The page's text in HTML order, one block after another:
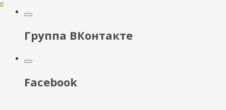
Группа ВКонтакте
Facebook